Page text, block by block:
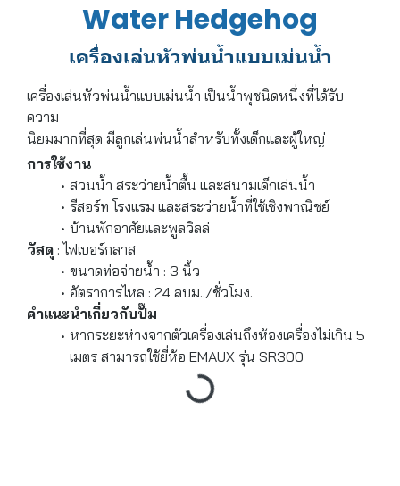
Water Hedgehog
เครื่องเล่นหัวพ่นน้ำแบบเม่นน้ำ
เครื่องเล่นหัวพ่นน้ำแบบเม่นน้ำ เป็นน้ำพุชนิดหนึ่งที่ได้รับ
ความ
นิยมมากที่สุด มีลูกเล่นพ่นน้ำสำหรับทั้งเด็กและผู้ใหญ่
การใช้งาน
สวนน้ำ สระว่ายน้ำตื้น และสนามเด็กเล่นน้ำ
รีสอร์ท โรงแรม และสระว่ายน้ำที่ใช้เชิงพาณิชย์
บ้านพักอาศัยและพูลวิลล่
วัสดุ : ไฟเบอร์กลาส
ขนาดท่อจ่ายน้ำ : 3 นิ้ว
อัตราการไหล : 24 ลบม../ชั่วโมง.
คำแนะนำเกี่ยวกับปั๊ม
หากระยะห่างจากตัวเครื่องเล่นถึงห้องเครื่องไม่เกิน 5
เมตร สามารถใช้ยี่ห้อ EMAUX รุ่น SR300